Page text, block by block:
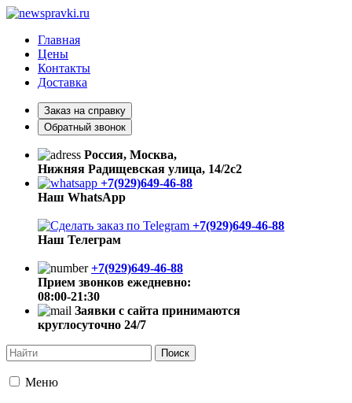
Главная
Цены
Контакты
Доставка
Заказ на справку
Обратный звонок
Россия, Москва,
Нижняя Радищевская улица, 14/2с2
+7(929)649-46-88
Наш WhatsApp
+7(929)649-46-88
Наш Телеграм
+7(929)649-46-88
Прием звонков ежедневно:
08:00-21:30
Заявки с сайта принимаются
круглосуточно 24/7
Меню